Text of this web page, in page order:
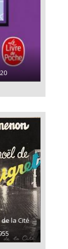
la Cité